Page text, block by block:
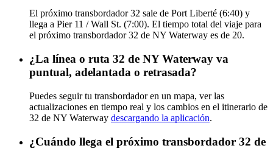
El próximo transbordador 32 sale de Port Liberté (6:40) y
llega a Pier 11 / Wall St. (7:00). El tiempo total del viaje para
el próximo transbordador 32 de NY Waterway es de 20.
¿La línea o ruta 32 de NY Waterway va
puntual, adelantada o retrasada?
Puedes seguir tu transbordador en un mapa, ver las
actualizaciones en tiempo real y los cambios en el itinerario de
32 de NY Waterway descargando la aplicación.
¿Cuándo llega el próximo transbordador 32 de